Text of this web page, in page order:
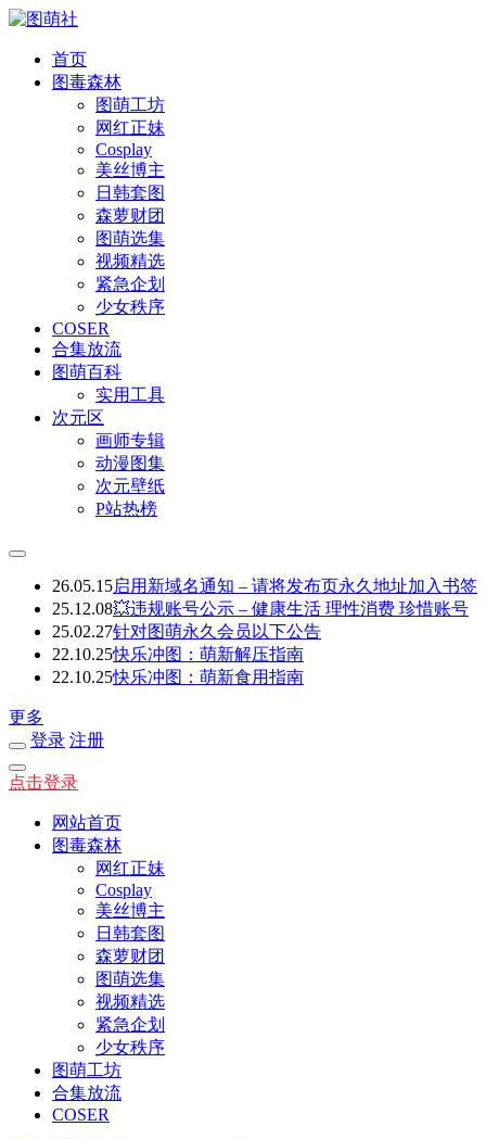
首页
图毒森林
图萌工坊
网红正妹
Cosplay
美丝博主
日韩套图
森萝财团
图萌选集
视频精选
紧急企划
少女秩序
COSER
合集放流
图萌百科
实用工具
次元区
画师专辑
动漫图集
次元壁纸
P站热榜
26.05.15启用新域名通知 – 请将发布页永久地址加入书签
25.12.08💥违规账号公示 – 健康生活 理性消费 珍惜账号
25.02.27针对图萌永久会员以下公告
22.10.25快乐冲图：萌新解压指南
22.10.25快乐冲图：萌新食用指南
更多
登录 注册
点击登录
网站首页
图毒森林
网红正妹
Cosplay
美丝博主
日韩套图
森萝财团
图萌选集
视频精选
紧急企划
少女秩序
图萌工坊
合集放流
COSER